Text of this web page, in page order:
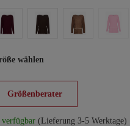
wählen
Größenberater
(Lieferung 3-5 Werktage)